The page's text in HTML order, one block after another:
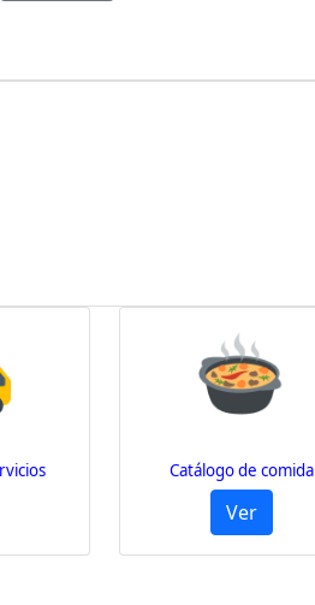
Catálogo de comida
Ver